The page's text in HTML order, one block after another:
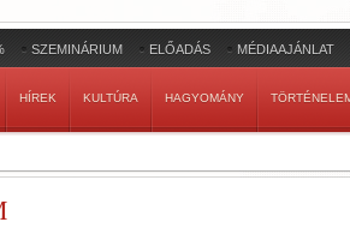
SZEMINÁRIUM ELŐADÁS MÉDIAAJÁNLAT
HÍREK KULTÚRA HAGYOMÁNY